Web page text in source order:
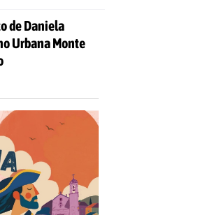
de Daniela
Urbana Monte